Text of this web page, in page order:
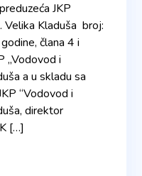
JKP
Velika Kladuša broj:
člana 4 i
„Vodovod i
a u skladu sa
“Vodovod i
direktor
[…]